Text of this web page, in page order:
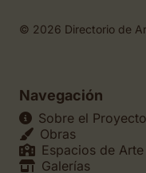
© 2026 Directorio de
Navegación
Sobre el Proyecto
Obras
Espacios de Arte
Galerías